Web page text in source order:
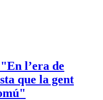
l’era de
que la gent